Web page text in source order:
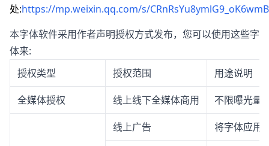
处:https://mp.weixin.qq.com/s/
本字体软件采用作者声明授权方式发布，您可以使用这些字
体来:
授权类型
授权范围 用途说明
全媒体授权 线上线下全媒体商用 不限曝光量
线上广告 将字体应用